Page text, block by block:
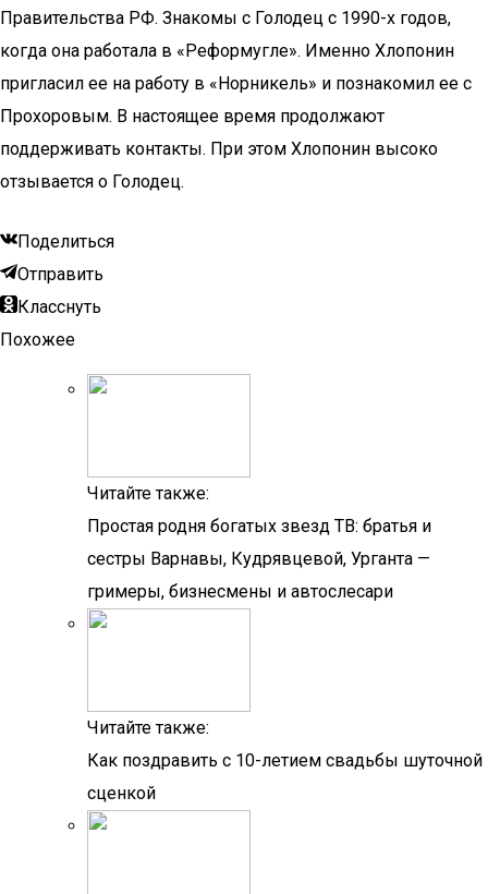
Правительства РФ. Знакомы с Голодец с 1990-х годов,
когда она работала в «Реформугле». Именно Хлопонин
пригласил ее на работу в «Норникель» и познакомил ее с
Прохоровым. В настоящее время продолжают
поддерживать контакты. При этом Хлопонин высоко
отзывается о Голодец.
Поделиться
Отправить
Класснуть
Похожее
Читайте также:
Простая родня богатых звезд ТВ: братья и
сестры Варнавы, Кудрявцевой, Урганта —
гримеры, бизнесмены и автослесари
Читайте также:
Как поздравить с 10-летием свадьбы шуточной
сценкой